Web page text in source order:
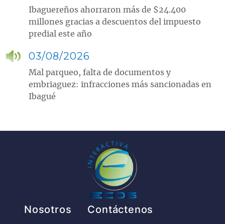
Ibaguereños ahorraron más de $24.400
millones gracias a descuentos del impuesto
predial este año
03/08/2026
Mal parqueo, falta de documentos y
embriaguez: infracciones más sancionadas en
Ibagué
Pie de página
Nosotros
Contáctenos